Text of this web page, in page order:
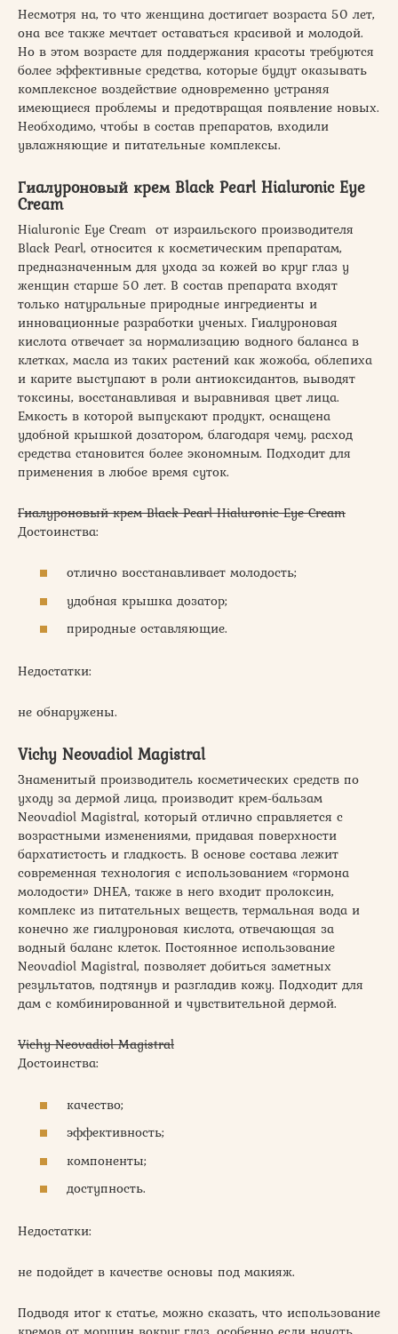
Несмотря на, то что женщина достигает возраста 50 лет,
она все также мечтает оставаться красивой и молодой.
Но в этом возрасте для поддержания красоты требуются
более эффективные средства, которые будут оказывать
комплексное воздействие одновременно устраняя
имеющиеся проблемы и предотвращая появление новых.
Необходимо, чтобы в состав препаратов, входили
увлажняющие и питательные комплексы.
Гиалуроновый крем Black Pearl Hialuronic Eye
Cream
Hialuronic Eye Cream от израильского производителя
Black Pearl, относится к косметическим препаратам,
предназначенным для ухода за кожей во круг глаз у
женщин старше 50 лет. В состав препарата входят
только натуральные природные ингредиенты и
инновационные разработки ученых. Гиалуроновая
кислота отвечает за нормализацию водного баланса в
клетках, масла из таких растений как жожоба, облепиха
и карите выступают в роли антиоксидантов, выводят
токсины, восстанавливая и выравнивая цвет лица.
Емкость в которой выпускают продукт, оснащена
удобной крышкой дозатором, благодаря чему, расход
средства становится более экономным. Подходит для
применения в любое время суток.
Гиалуроновый крем Black Pearl Hialuronic Eye Cream
Достоинства:
отлично восстанавливает молодость;
удобная крышка дозатор;
природные оставляющие.
Недостатки:
не обнаружены.
Vichy Neovadiol Magistral
Знаменитый производитель косметических средств по
уходу за дермой лица, производит крем-бальзам
Neovadiol Magistral, который отлично справляется с
возрастными изменениями, придавая поверхности
бархатистость и гладкость. В основе состава лежит
современная технология с использованием «гормона
молодости» DHEA, также в него входит пролоксин,
комплекс из питательных веществ, термальная вода и
конечно же гиалуроновая кислота, отвечающая за
водный баланс клеток. Постоянное использование
Neovadiol Magistral, позволяет добиться заметных
результатов, подтянув и разгладив кожу. Подходит для
дам с комбинированной и чувствительной дермой.
Vichy Neovadiol Magistral
Достоинства:
качество;
эффективность;
компоненты;
доступность.
Недостатки:
не подойдет в качестве основы под макияж.
Подводя итог к статье, можно сказать, что использование